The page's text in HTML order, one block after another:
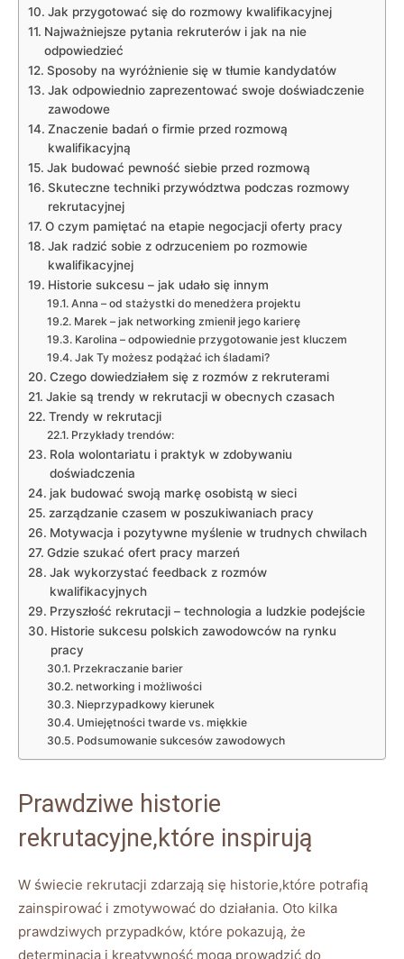
Jak przygotować się do rozmowy kwalifikacyjnej
Najważniejsze pytania rekruterów i jak na nie
odpowiedzieć
Sposoby na wyróżnienie się w tłumie kandydatów
Jak odpowiednio zaprezentować swoje doświadczenie
zawodowe
Znaczenie badań o firmie przed rozmową
kwalifikacyjną
Jak budować pewność siebie przed rozmową
Skuteczne techniki przywództwa podczas rozmowy
rekrutacyjnej
O czym pamiętać na etapie negocjacji oferty pracy
Jak radzić sobie z odrzuceniem po rozmowie
kwalifikacyjnej
Historie sukcesu – jak udało się innym
Anna – od stażystki do menedżera projektu
Marek – jak networking zmienił jego karierę
Karolina – odpowiednie przygotowanie jest kluczem
Jak Ty możesz podążać ich śladami?
Czego dowiedziałem się z rozmów z rekruterami
Jakie są trendy w rekrutacji w obecnych czasach
Trendy w rekrutacji
Przykłady trendów:
Rola wolontariatu i praktyk w zdobywaniu
doświadczenia
jak budować swoją markę osobistą w sieci
zarządzanie czasem w poszukiwaniach pracy
Motywacja i pozytywne myślenie w trudnych chwilach
Gdzie szukać ofert pracy marzeń
Jak wykorzystać feedback z rozmów
kwalifikacyjnych
Przyszłość rekrutacji – technologia a ludzkie podejście
Historie sukcesu polskich zawodowców na rynku
pracy
Przekraczanie barier
networking i możliwości
Nieprzypadkowy kierunek
Umiejętności twarde vs. miękkie
Podsumowanie sukcesów zawodowych
Prawdziwe historie
rekrutacyjne,które inspirują
W świecie rekrutacji zdarzają się historie,które potrafią
zainspirować i zmotywować do działania. Oto kilka
prawdziwych przypadków, które pokazują, że
determinacja i kreatywność mogą prowadzić do